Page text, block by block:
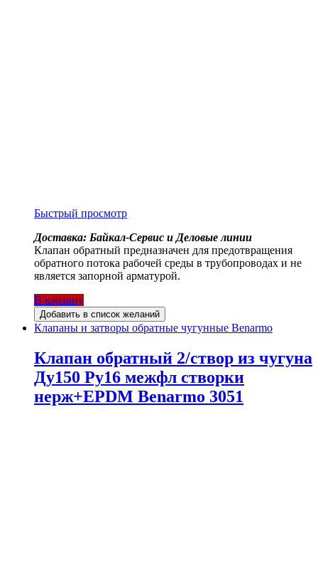
Быстрый просмотр
Доставка: Байкал-Сервис и Деловые линии
Клапан обратный предназначен для предотвращения
обратного потока рабочей среды в трубопроводах и не
является запорной арматурой.
В корзину
Добавить в список желаний
Клапаны и затворы обратные чугунные Benarmo
Клапан обратный 2/створ из чугуна
Ду150 Ру16 межфл створки
нерж+EPDM Benarmo 3051